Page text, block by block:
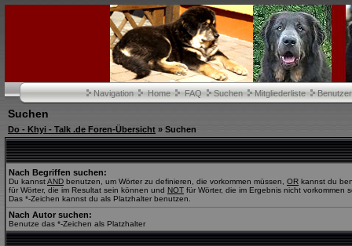
Navigation Home FAQ Suchen Mitgliederliste
Suchen
Do - Khyi - Talk .de Foren-Übersicht » Suchen
Nach Begriffen suchen:
Du kannstAND benutzen, um Wörter zu definieren, die vorkommen müssen, OR kannst du
für Wörter, die im Resultat sein können und NOT für Wörter, die im Ergebnis nicht vorkommen
Das *-Zeichen kannst du als Platzhalter benutzen.
Nach Autor suchen:
Benutze das *-Zeichen als Platzhalter